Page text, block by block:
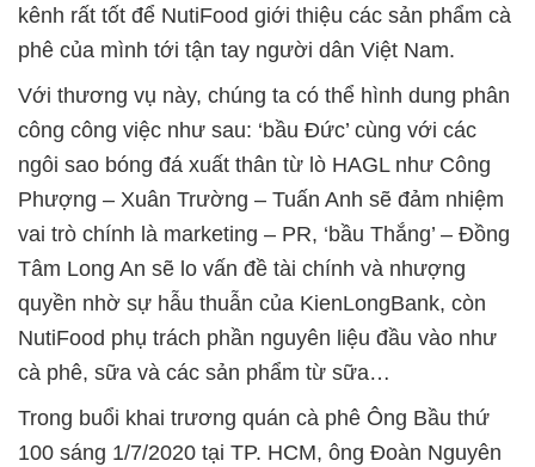
kênh rất tốt để NutiFood giới thiệu các sản phẩm cà
phê của mình tới tận tay người dân Việt Nam.
Với thương vụ này, chúng ta có thể hình dung phân
công công việc như sau: ‘bầu Đức’ cùng với các
ngôi sao bóng đá xuất thân từ lò HAGL như Công
Phượng – Xuân Trường – Tuấn Anh sẽ đảm nhiệm
vai trò chính là marketing – PR, ‘bầu Thắng’ – Đồng
Tâm Long An sẽ lo vấn đề tài chính và nhượng
quyền nhờ sự hẫu thuẫn của KienLongBank, còn
NutiFood phụ trách phần nguyên liệu đầu vào như
cà phê, sữa và các sản phẩm từ sữa…
Trong buổi khai trương quán cà phê Ông Bầu thứ
100 sáng 1/7/2020 tại TP. HCM, ông Đoàn Nguyên